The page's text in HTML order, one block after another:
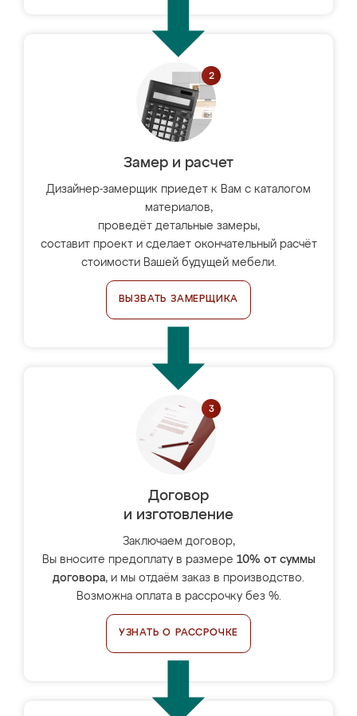
Замер и расчет
Дизайнер-замерщик приедет к Вам с каталогом
материалов,
проведёт детальные замеры,
составит проект и сделает окончательный расчёт
стоимости Вашей будущей мебели.
ВЫЗВАТЬ ЗАМЕРЩИКА
Договор
и изготовление
Заключаем договор,
Вы вносите предоплату в размере 10% от суммы
договора, и мы отдаём заказ в производство.
Возможна оплата в рассрочку без %.
УЗНАТЬ О РАССРОЧКЕ